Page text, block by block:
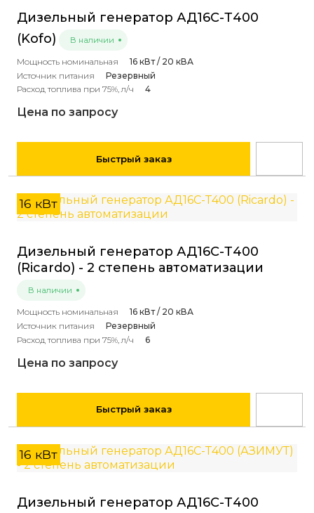
Дизельный генератор АД16С-Т400
(Kofo)
В наличии
Мощность номинальная
16 кВт / 20 кВА
Источник питания
Резервный
Расход топлива при 75%, л/ч
4
Цена по запросу
Быстрый заказ
16 кВт
Дизельный генератор АД16С-Т400
(Ricardo) - 2 степень автоматизации
В наличии
Мощность номинальная
16 кВт / 20 кВА
Источник питания
Резервный
Расход топлива при 75%, л/ч
6
Цена по запросу
Быстрый заказ
16 кВт
Дизельный генератор АД16С-Т400